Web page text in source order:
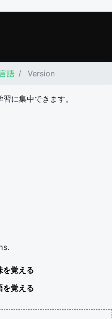
語 Version
に集中できます。
を覚える
を覚える